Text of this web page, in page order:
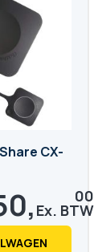
CX-
00